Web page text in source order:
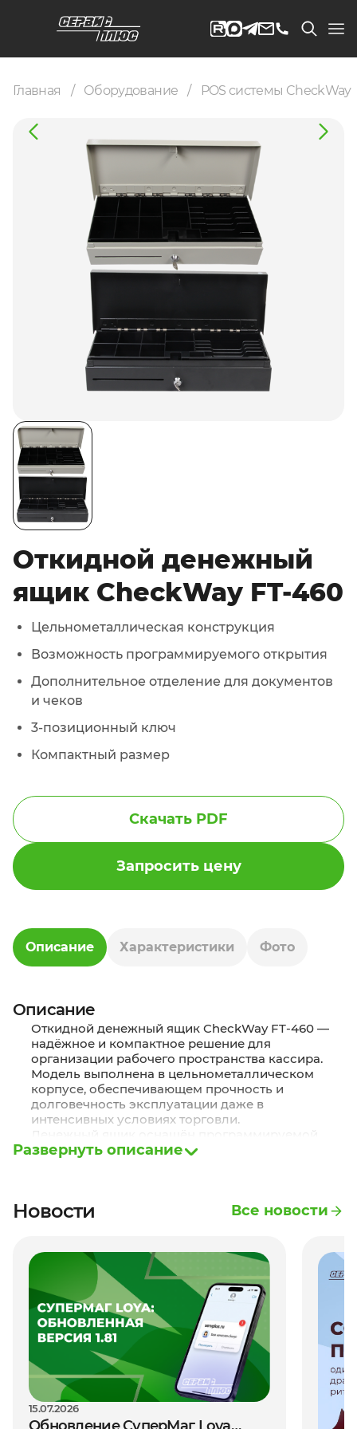
Главная Оборудование POS системы CheckWay
Откидной денежный
ящик CheckWay FT-460
Цельнометаллическая конструкция
Возможность программируемого открытия
Дополнительное отделение для документов
и чеков
3-позиционный ключ
Компактный размер
Запросить цену
Скачать PDF
Описание Характеристики Фото
Описание
Откидной денежный ящик CheckWay FT-460 —
надёжное и компактное решение для
организации рабочего пространства кассира.
Модель выполнена в цельнометаллическом
корпусе, обеспечивающем прочность и
долговечность эксплуатации даже в
интенсивных условиях торговли.
функцией открытия, что повышает безопасность
оборудованию. Корпус имеет усиленные
экономит место на рабочем столе.
Основные преимущества CheckWay FT-460:
Прочный цельнометаллический корпус с
усиленными пружинами
Программируемое открытие и 3-
позиционный электромеханический ключ
Дополнительное отделение для чеков и
документов для удобного хранения
Развернуть описание
Новости Все новости
15.07.2026